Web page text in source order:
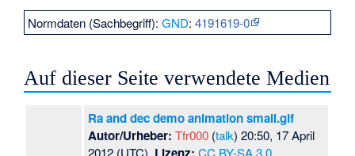
Normdaten (Sachbegriff):GND:4191619-0
Auf dieser Seite verwendete Medien
Ra and dec demo animation small.gif
Autor/Urheber: Tfr000 (talk) 20:50, 17 April
2012 (UTC),
CC BY-SA 3.0